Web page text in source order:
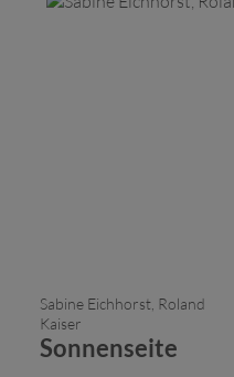
Sabine Eichhorst, Roland
Kaiser
Sonnenseite